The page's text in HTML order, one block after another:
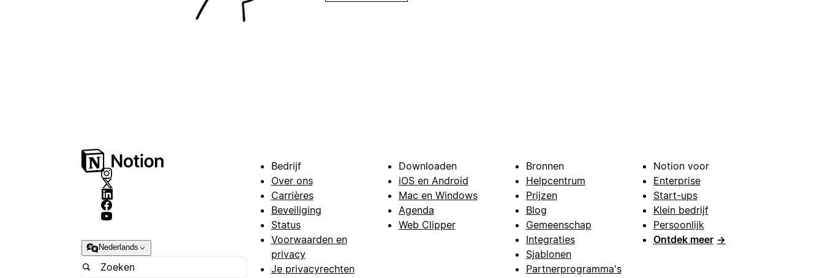
Nederlands
Bedrijf
Over ons
Carrières
Beveiliging
Status
Voorwaarden en
privacy
Je privacyrechten
Downloaden
iOS en Android
Mac en Windows
Agenda
Web Clipper
Bronnen
Helpcentrum
Prijzen
Blog
Gemeenschap
Integraties
Sjablonen
Partnerprogramma's
Notion voor
Enterprise
Start-ups
Klein bedrijf
Persoonlijk
Ontdek meer →